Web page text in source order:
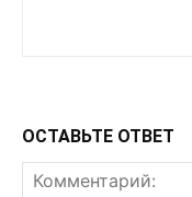
ОСТАВЬТЕ ОТВЕТ